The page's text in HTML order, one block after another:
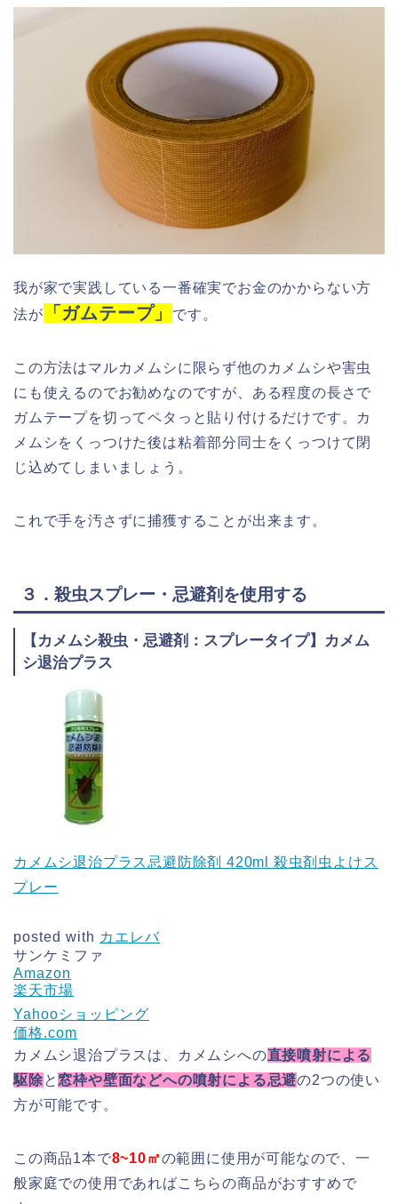
我が家で実践している一番確実でお金のかからない方
法が
「ガムテープ」 です。
この方法はマルカメムシに限らず他のカメムシや害虫
にも使えるのでお勧めなのですが、ある程度の長さで
ガムテープを切ってペタっと貼り付けるだけです。カ
メムシをくっつけた後は粘着部分同士をくっつけて閉
じ込めてしまいましょう。
これで手を汚さずに捕獲することが出来ます。
３．殺虫スプレー・忌避剤を使用する
【カメムシ殺虫・忌避剤：スプレータイプ】カメム
シ退治プラス
カメムシ退治プラス忌避防除剤 420ml 殺虫剤虫よけス
プレー
posted with カエレバ
サンケミファ
Amazon
楽天市場
Yahooショッピング
価格.com
カメムシ退治プラスは、カメムシへの直接噴射による
駆除と 窓枠や壁面などへの噴射による忌避の2つの使い
方が可能です。
この商品1本で8~10㎡の範囲に使用が可能なので、一
般家庭での使用であればこちらの商品がおすすめで